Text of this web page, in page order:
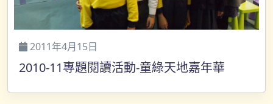
2011年4月15日
2010-11專題閱讀活動-童綠天地嘉年華